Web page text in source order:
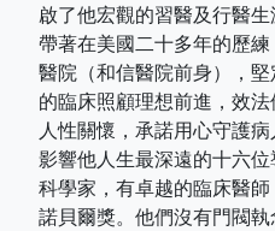
啟了他宏觀的習醫及行醫
帶著在美國二十多年的歷
醫院（和信醫院前身），堅
的臨床照顧理想前進，效
人性關懷，承諾用心守護
影響他人生最深遠的十六
科學家，有卓越的臨床醫
諾貝爾獎。他們沒有門閥